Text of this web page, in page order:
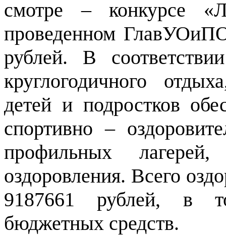
смотре – конкурсе
проведенном
рублей. В
круглогодичного
детей и подростков
спортивно –
профильных
оздоровления. Всего
9187661 рублей, в
бюджетных средств.